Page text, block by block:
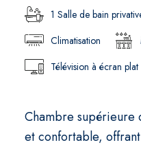
1 Salle de bain
Climatisation
Télévision à écran plat
Chambre supérieure
et confortable,